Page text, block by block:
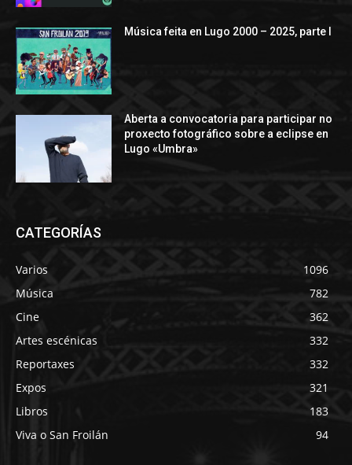
Música feita en Lugo 2000 – 2025, parte I
Aberta a convocatoria para participar no
proxecto fotográfico sobre a eclipse en
Lugo «Umbra»
CATEGORÍAS
Varios
1096
Música
782
Cine
362
Artes escénicas
332
Reportaxes
332
Expos
321
Libros
183
Viva o San Froilán
94